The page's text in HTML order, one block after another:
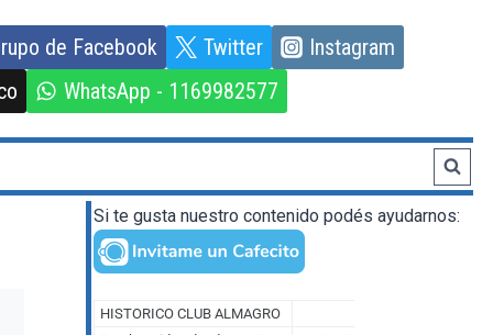
de Facebook Twitter
Instagram
WhatsApp - 1169982577
Si te gusta nuestro contenido podés ayudarnos: